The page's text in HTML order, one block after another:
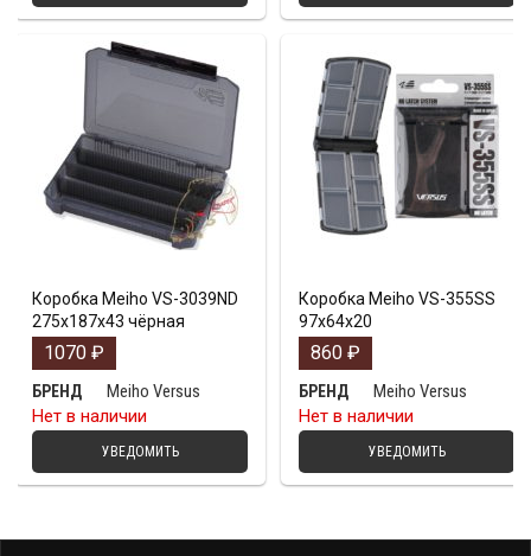
Коробка Meiho VS-3039ND
275х187х43 чёрная
1070 ₽
БРЕНД
Meiho Versus
Нет в наличии
УВЕДОМИТЬ
Коробка Meiho VS-355SS
97х64х20
860 ₽
БРЕНД
Meiho Versus
Нет в наличии
УВЕДОМИТЬ